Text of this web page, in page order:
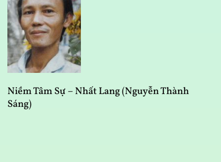
Niềm Tâm Sự – Nhất Lang (Nguyễn Thành
Sáng)